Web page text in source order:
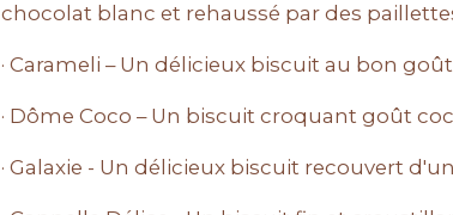
chocolat blanc et rehaussé par des
· Carameli – Un délicieux biscuit au bon
· Dôme Coco – Un biscuit croquant goût
· Galaxie - Un délicieux biscuit recouvert